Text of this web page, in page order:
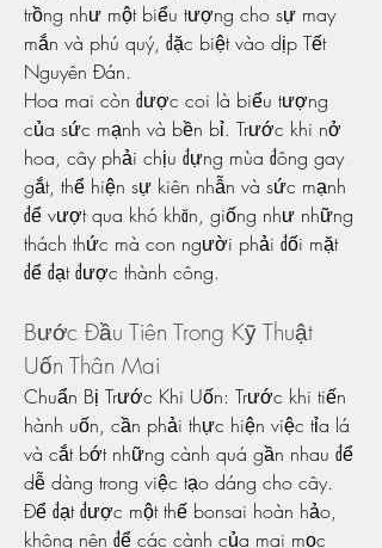
trồng như một biểu tượng cho sự may
mắn và phú quý, đặc biệt vào dịp Tết
Nguyên Đán.
Hoa mai còn được coi là biểu tượng
của sức mạnh và bền bỉ. Trước khi nở
hoa, cây phải chịu đựng mùa đông gay
gắt, thể hiện sự kiên nhẫn và sức mạnh
để vượt qua khó khăn, giống như những
thách thức mà con người phải đối mặt
để đạt được thành công.
Bước Đầu Tiên Trong Kỹ Thuật
Uốn Thân Mai
Chuẩn Bị Trước Khi Uốn: Trước khi tiến
hành uốn, cần phải thực hiện việc tỉa lá
và cắt bớt những cành quá gần nhau để
dễ dàng trong việc tạo dáng cho cây.
Để đạt được một thế bonsai hoàn hảo,
không nên để các cành của mai mọc